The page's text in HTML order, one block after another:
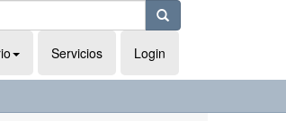
Servicios Login